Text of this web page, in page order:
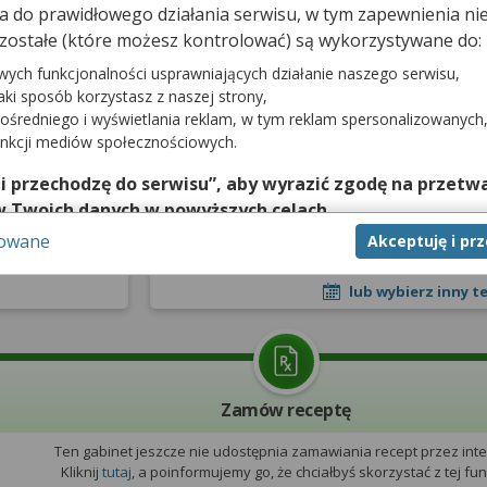
udostępnia
prywatnymi
Wizyta NFZ
10 sierpnia 2026
Zarezerwuj
lub wybierz inny
Zamów receptę
Ten gabinet jeszcze nie udostępnia zamawiania recept przez
Kliknijtutaj, a poinformujemy go, że chciałbyś skorzystać z tej
do prawidłowego działania serwisu, w tym zapewnienia
(które możesz kontrolować) są wykorzystywane do:
funkcjonalności usprawniających działanie naszego serwisu,
sposób korzystasz z naszej strony,
i wyświetlania reklam, w tym reklam spersonalizowanych,
mediów społecznościowych.
przechodzę do serwisu”, aby wyrazić zgodę na
danych w powyższych celach.
zgody jest dobrowolne, a wyrażoną zgodę możesz w
na przetwarzanie Twoich danych tylko w niektórych
lub chcesz przeprowadzić konfigurację szczegółową, to
temat wykorzystywania narzędzi zewnętrznych w naszym
Akceptuję i